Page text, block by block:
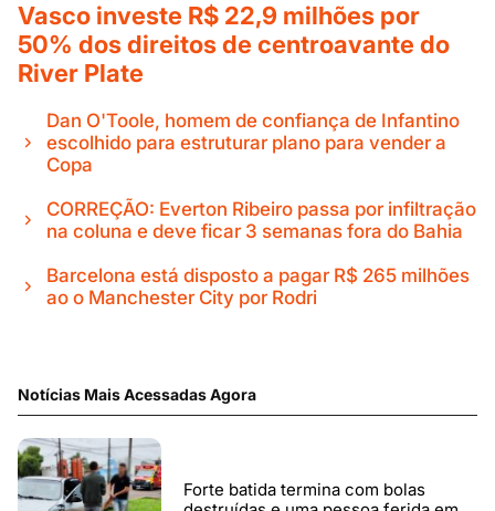
Vasco investe R$ 22,9 milhões por
50% dos direitos de centroavante do
River Plate
Dan O'Toole, homem de confiança de Infantino
escolhido para estruturar plano para vender a
Copa
CORREÇÃO: Everton Ribeiro passa por infiltração
na coluna e deve ficar 3 semanas fora do Bahia
Barcelona está disposto a pagar R$ 265 milhões
ao o Manchester City por Rodri
Notícias Mais Acessadas Agora
Forte batida termina com bolas